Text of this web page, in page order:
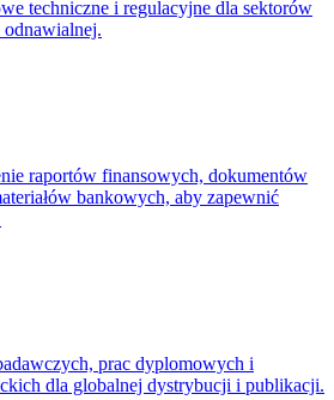
techniczne i regulacyjne dla sektorów
raportów finansowych, dokumentów
bankowych, aby zapewnić
prac dyplomowych i
dla globalnej dystrybucji i publikacji.